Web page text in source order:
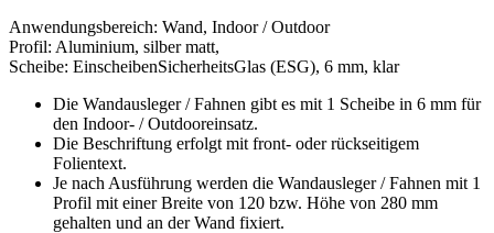
Anwendungsbereich: Wand, Indoor / Outdoor
Profil: Aluminium, silber matt,
Scheibe: EinscheibenSicherheitsGlas (ESG), 6 mm, klar
Die Wandausleger / Fahnen gibt es mit 1 Scheibe in 6 mm für
den Indoor- / Outdooreinsatz.
Die Beschriftung erfolgt mit front- oder rückseitigem
Folientext.
Je nach Ausführung werden die Wandausleger / Fahnen mit 1
Profil mit einer Breite von 120 bzw. Höhe von 280 mm
gehalten und an der Wand fixiert.